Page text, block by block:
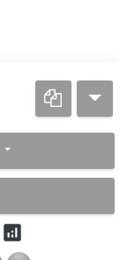
analytics